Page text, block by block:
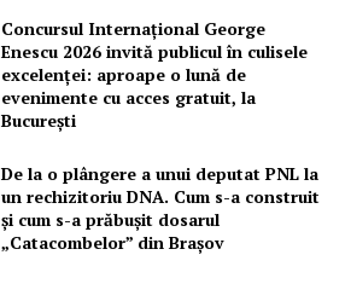
Concursul Internațional George
Enescu 2026 invită publicul în culisele
excelenței: aproape o lună de
evenimente cu acces gratuit, la
București
De la o plângere a unui deputat PNL la
un rechizitoriu DNA. Cum s-a construit
și cum s-a prăbușit dosarul
„Catacombelor” din Brașov